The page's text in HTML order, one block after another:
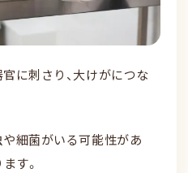
に刺さり、大けがにつな
細菌がいる可能性があ
す。